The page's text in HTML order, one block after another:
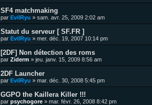
SF4 matchmaking
par EvilRyu » sam. avr. 25, 2009 2:02 am
Statut du serveur [ SF.FR ]
par EvilRyu » mer. déc. 19, 2007 10:14 pm
[2DF] Non détection des roms
par Ziderm » jeu. janv. 15, 2009 8:56 am
2DF Launcher
par EvilRyu » mar. déc. 30, 2008 5:45 pm
GGPO the Kaillera Killer !!!
par psychogore » mar. févr. 26, 2008 8:42 pm